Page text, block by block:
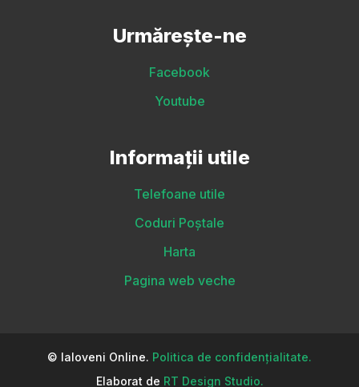
Urmărește-ne
Facebook
Youtube
Informații utile
Telefoane utile
Coduri Poștale
Harta
Pagina web veche
© Ialoveni Online. Politica de confidențialitate.
Elaborat de RT Design Studio.